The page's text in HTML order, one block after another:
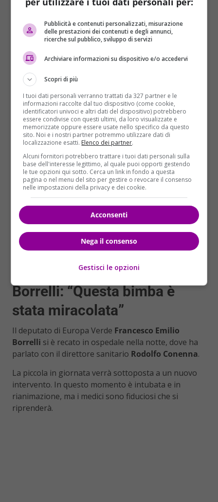
La famiglia, residente aPollena Trocchia, in
provincia di Napoli, potrebbe essere rimasta vittima
di un raid per errore. I carabinieri già ieri sera hanno
ascoltato diversi testimoni e hanno effettuato i rilievi
e i sopralluoghi. Hanno verificato se in zona ci siano
filmati.
Le indagini
L’ipotesi più accreditata è che la famiglia sia stata
vittima innocente di un raid scattato durante un
litigio in strada tra alcuni avventori delle attività
commerciali della piazza. Da verificare anche se i colpi
sia stata colpita da schegge o proiettili di rimbalzo.
Borrelli: “Questa bimba è
stata miracolata”
Il deputato di Europa Verde Francesco Emilio
Borrelli si è recato in ospedale nella notte, dove ha
parlato con il direttore sanitario Rodolfo Conenna.
La piccola in giornata verrà sottoposta a un nuovo
intervento. In questo momento è intubata e in
rianimazione, ma i medici sono fiduciosi che si
riprenderà.
Pubblicità e contenuti personalizzati, misurazione
delle prestazioni dei contenuti e degli annunci,
ricerche sul pubblico, sviluppo di servizi
Archiviare informazioni su dispositivo e/o accedervi
Scopri di più
I tuoi dati personali verranno trattati da 327 partner e le
informazioni raccolte dal tuo dispositivo (come cookie,
identificatori univoci e altri dati del dispositivo) potrebbero
essere condivise con questi ultimi, da loro visualizzate e
memorizzate oppure essere usate nello specifico da questo
sito. Noi e i nostri partner potremmo utilizzare dati di
localizzazione esatti. Elenco dei partner.
Alcuni fornitori potrebbero trattare i tuoi dati personali sulla
base dell'interesse legittimo, al quale puoi opporti gestendo
le tue opzioni qui sotto. Cerca un link in fondo a questa
pagina o nel menu del sito per gestire o revocare il consenso
nelle impostazioni della privacy e dei cookie.
Acconsenti
Nega il consenso
Gestisci le opzioni